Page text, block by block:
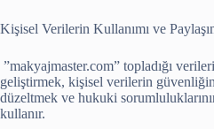
Kişisel Verilerin Kullanımı ve
”makyajmaster.com” topladığı
geliştirmek, kişisel verilerin
düzeltmek ve hukuki
kullanır.